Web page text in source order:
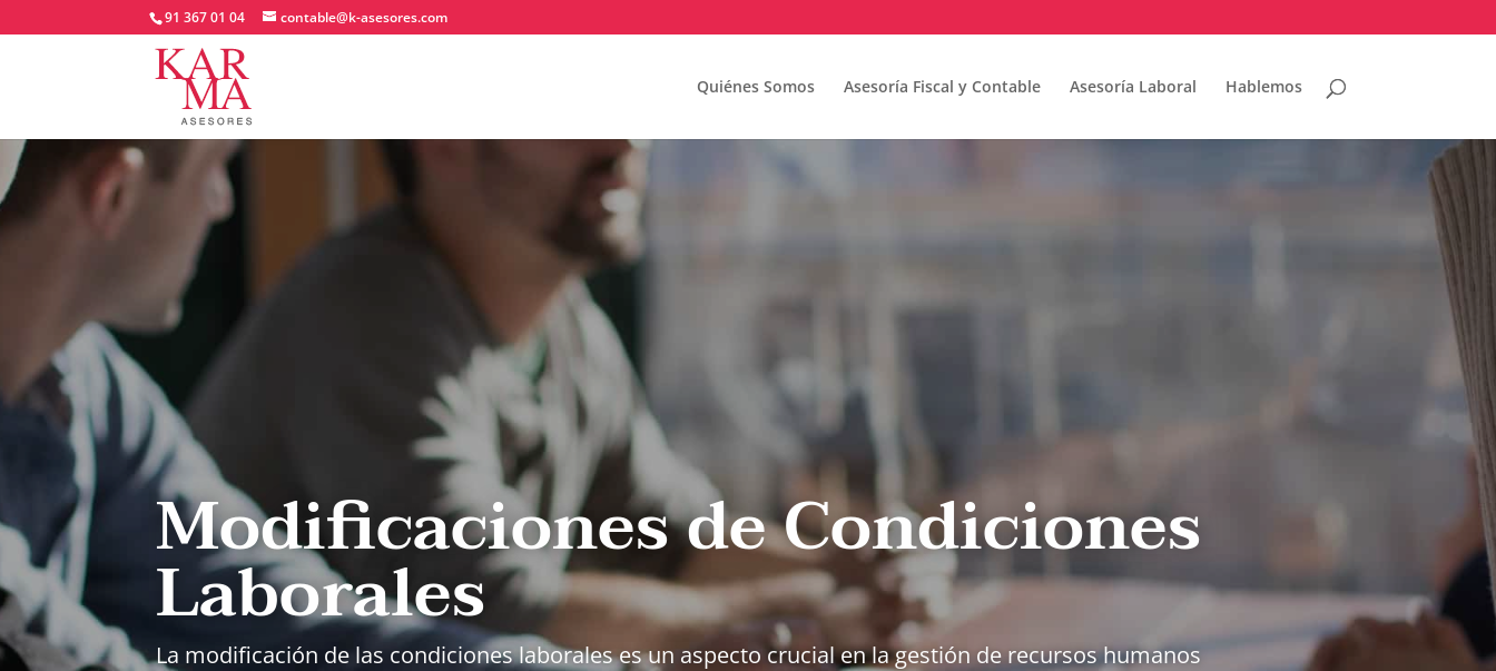
91 367 01 04 contable@k-asesores.com
Quiénes Somos Asesoría Fiscal y Contable Asesoría Laboral Hablemos
Modificaciones de Condiciones
Laborales
La modificación de las condiciones laborales es un aspecto crucial en la gestión de recursos humanos